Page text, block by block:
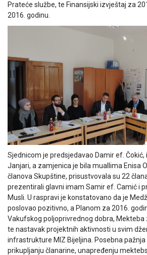
Prateće službe, te Finansijski izvještaj za
2016. godinu.
Sjednicom je predsjedavao Damir ef.
Janjari, a zamjenica je bila muallima Enisa
članova Skupštine, prisustvovala su 22
prezentirali glavni imam Samir ef. Camić i
Musli. U raspravi je konstatovano da je
poslovao pozitivno, a Planom za 2016.
Vakufskog poljoprivrednog dobra, Mekteba
te nastavak projektnih aktivnosti u svim
infrastrukture MIZ Bijeljina. Posebna
prikupljanju članarine, unapređenju